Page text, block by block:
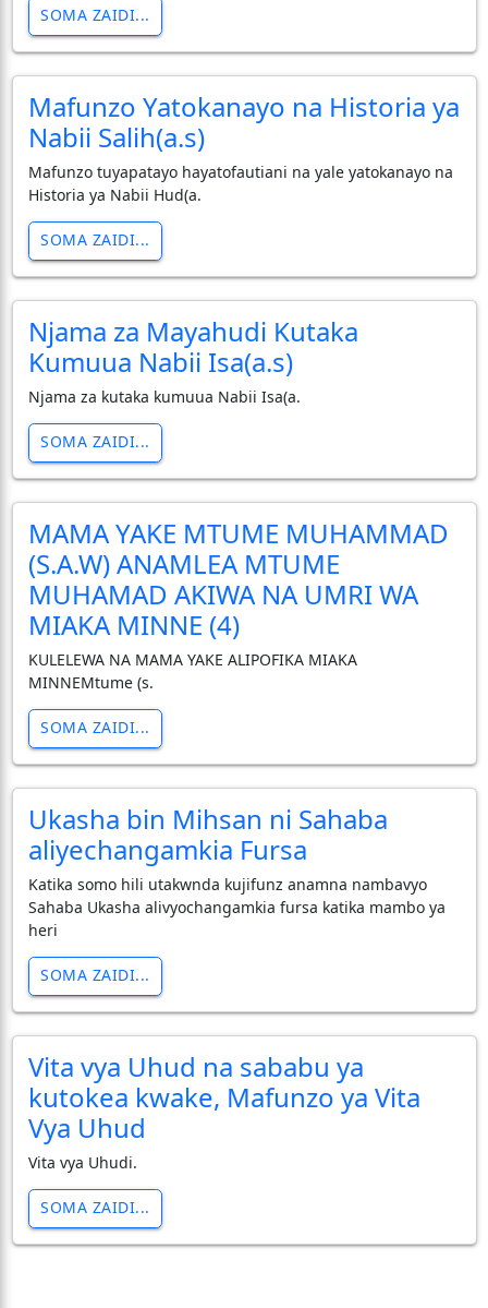
SOMA ZAIDI...
Mafunzo Yatokanayo na Historia ya
Nabii Salih(a.s)
Mafunzo tuyapatayo hayatofautiani na yale yatokanayo na
Historia ya Nabii Hud(a.
SOMA ZAIDI...
Njama za Mayahudi Kutaka
Kumuua Nabii Isa(a.s)
Njama za kutaka kumuua Nabii Isa(a.
SOMA ZAIDI...
MAMA YAKE MTUME MUHAMMAD
(S.A.W) ANAMLEA MTUME
MUHAMAD AKIWA NA UMRI WA
MIAKA MINNE (4)
KULELEWA NA MAMA YAKE ALIPOFIKA MIAKA
MINNEMtume (s.
SOMA ZAIDI...
Ukasha bin Mihsan ni Sahaba
aliyechangamkia Fursa
Katika somo hili utakwnda kujifunz anamna nambavyo
Sahaba Ukasha alivyochangamkia fursa katika mambo ya
heri
SOMA ZAIDI...
Vita vya Uhud na sababu ya
kutokea kwake, Mafunzo ya Vita
Vya Uhud
Vita vya Uhudi.
SOMA ZAIDI...